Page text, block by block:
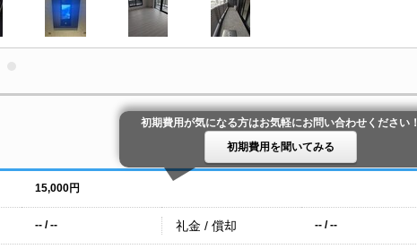
初期費用が気になる方はお気軽にお問い合わせください！
初期費用を聞いてみる
15,000円
-- / -- 礼金 / 償却 -- / --